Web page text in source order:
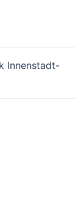
Innenstadt-